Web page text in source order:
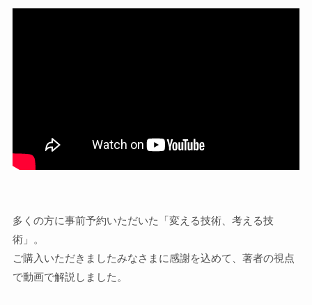
多くの方に事前予約いただいた「変える技術、考える技
術」。
ご購入いただきましたみなさまに感謝を込めて、著者の視点
で動画で解説しました。